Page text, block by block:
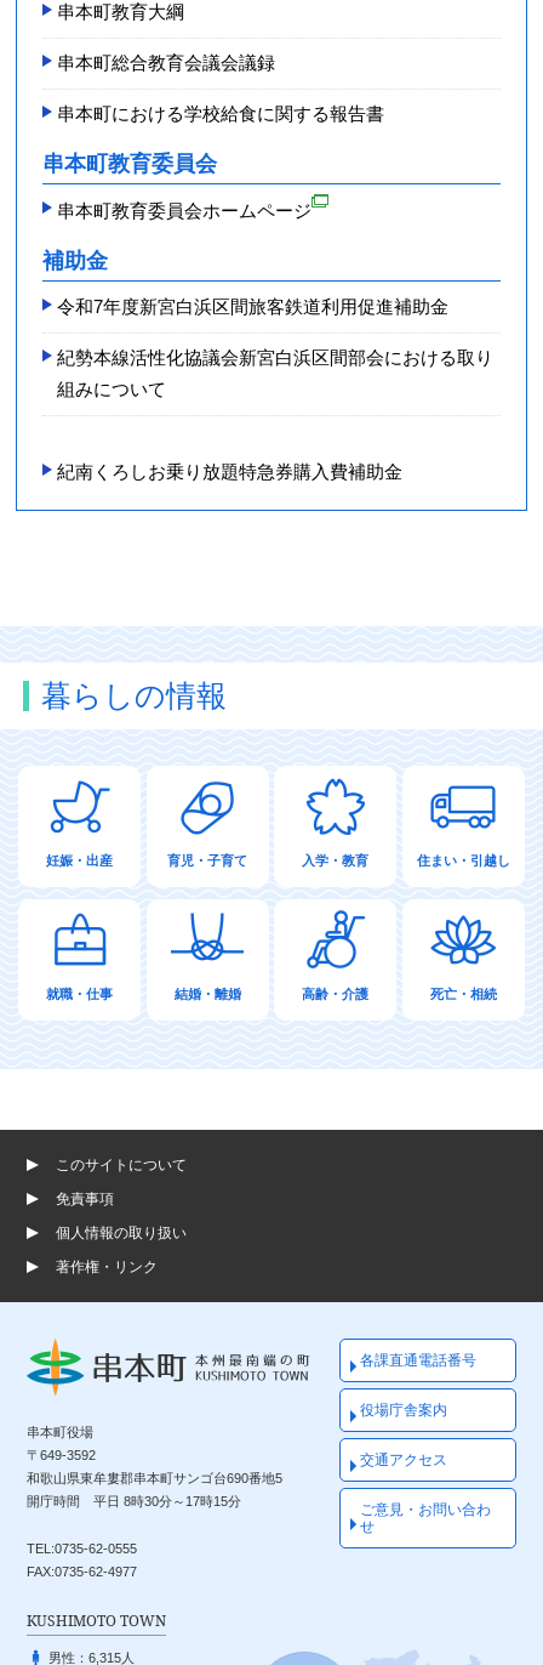
串本町教育大綱
串本町総合教育会議会議録
串本町における学校給食に関する報告書
串本町教育委員会
串本町教育委員会ホームページ
補助金
令和7年度新宮白浜区間旅客鉄道利用促進補助金
紀勢本線活性化協議会新宮白浜区間部会における取り
組みについて
紀南くろしお乗り放題特急券購入費補助金
暮らしの情報
妊娠・出産 育児・子育て 入学・教育 住まい・引越し
就職・仕事 結婚・離婚 高齢・介護 死亡・相続
このサイトについて
免責事項
個人情報の取り扱い
著作権・リンク
串本町役場
〒649-3592
和歌山県東牟婁郡串本町サンゴ台690番地5
開庁時間 平日 8時30分～17時15分
TEL:0735-62-0555
FAX:0735-62-4977
各課直通電話番号
役場庁舎案内
交通アクセス
ご意見・お問い合わ
せ
KUSHIMOTO TOWN
男性：6,315人